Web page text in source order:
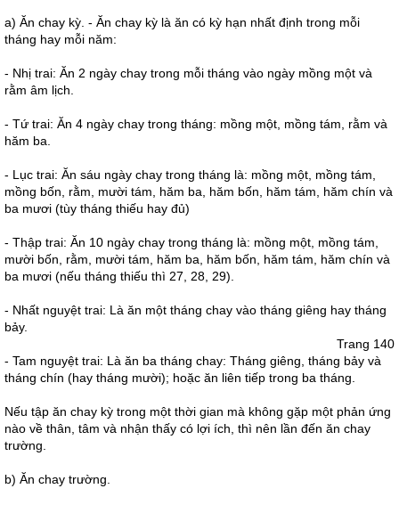
a) Ăn chay kỳ. - Ăn chay kỳ là ăn có kỳ hạn nhất định trong mỗi
tháng hay mỗi năm:
- Nhị trai: Ăn 2 ngày chay trong mỗi tháng vào ngày mồng một và
rằm âm lịch.
- Tứ trai: Ăn 4 ngày chay trong tháng: mồng một, mồng tám, rằm và
hăm ba.
- Lục trai: Ăn sáu ngày chay trong tháng là: mồng một, mồng tám,
mồng bốn, rằm, mười tám, hăm ba, hăm bốn, hăm tám, hăm chín và
ba mươi (tùy tháng thiếu hay đủ)
- Thập trai: Ăn 10 ngày chay trong tháng là: mồng một, mồng tám,
mười bốn, rằm, mười tám, hăm ba, hăm bốn, hăm tám, hăm chín và
ba mươi (nếu tháng thiếu thì 27, 28, 29).
- Nhất nguyệt trai: Là ăn một tháng chay vào tháng giêng hay tháng
bảy.
Trang 140
- Tam nguyệt trai: Là ăn ba tháng chay: Tháng giêng, tháng bảy và
tháng chín (hay tháng mười); hoặc ăn liên tiếp trong ba tháng.
Nếu tập ăn chay kỳ trong một thời gian mà không gặp một phản ứng
nào về thân, tâm và nhận thấy có lợi ích, thì nên lần đến ăn chay
trường.
b) Ăn chay trường.